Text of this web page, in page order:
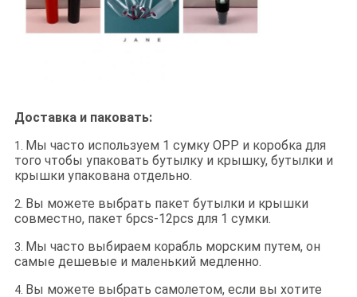
Доставка и паковать:
1.
Мы часто используем 1 сумку OPP и коробка для
того чтобы упаковать бутылку и крышку, бутылки и
крышки упакована отдельно.
2.
Вы можете выбрать пакет бутылки и крышки
совместно, пакет 6pcs-12pcs для 1 сумки.
3.
Мы часто выбираем корабль морским путем, он
самые дешевые и маленький медленно.
4. Вы можете выбрать самолетом, если вы хотите